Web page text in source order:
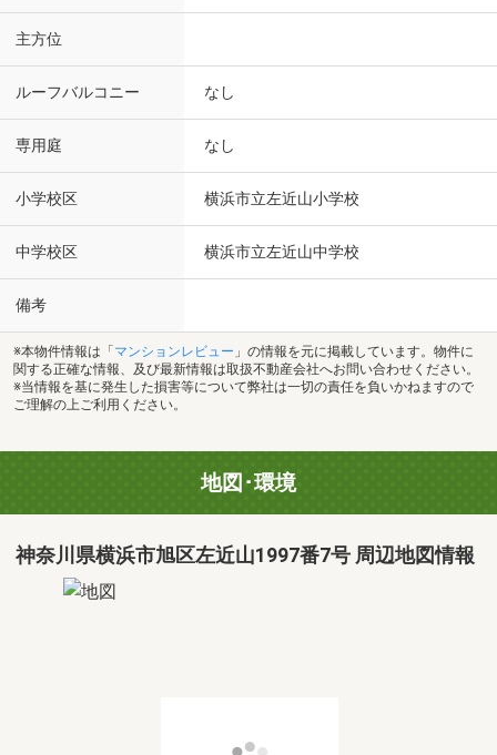
主方位
ルーフバルコニー なし
専用庭 なし
小学校区 横浜市立左近山小学校
中学校区 横浜市立左近山中学校
備考
※本物件情報は「 マンションレビュー 」の情報を元に掲載しています。物件に
関する正確な情報、及び最新情報は取扱不動産会社へお問い合わせください。
※当情報を基に発生した損害等について弊社は一切の責任を負いかねますので
ご理解の上ご利用ください。
地図･環境
神奈川県横浜市旭区左近山1997番7号 周辺地図情報